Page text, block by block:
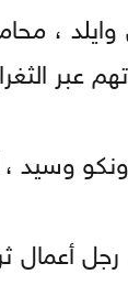
،
وسيد ،
أعمال